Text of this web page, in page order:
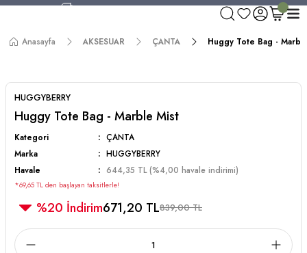
750 TL ve Üzeri Alışverişlerde Kargo Bedava!
Worldwide Shipping!
Anasayfa AKSESUAR ÇANTA Huggy Tote Bag -
HUGGYBERRY
Huggy Tote Bag - Marble Mist
Kategori
ÇANTA
Marka
HUGGYBERRY
Havale
644,35 TL (%4,00 havale indirimi)
*69,65 TL den başlayan taksitlerle!
%20 İndirim671,20 TL839,00 TL